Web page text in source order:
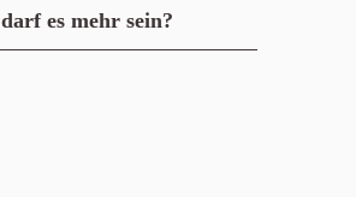
darf es mehr sein?